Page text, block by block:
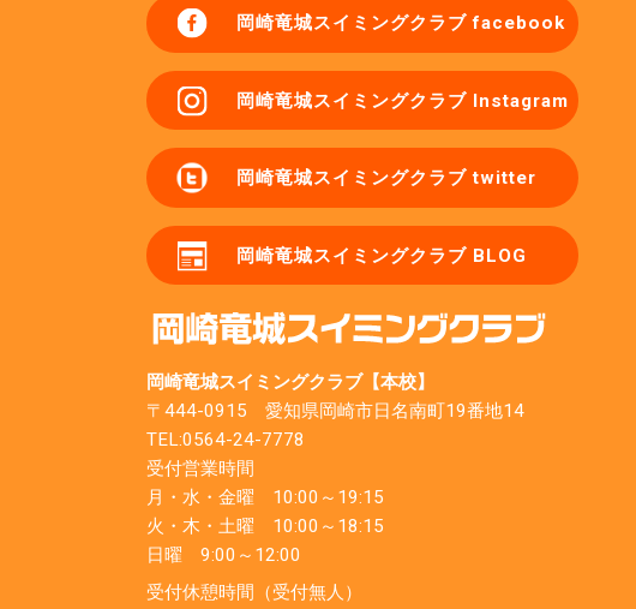
岡崎竜城スイミングクラブfacebook
岡崎竜城スイミングクラブ Instagram
岡崎竜城スイミングクラブtwitter
岡崎竜城スイミングクラブ BLOG
岡崎竜城スイミングクラブ【本校】
〒444-0915 愛知県岡崎市日名南町19番地14
TEL:0564-24-7778
受付営業時間
月・水・金曜 10:00～19:15
火・木・土曜 10:00～18:15
日曜 9:00～12:00
受付休憩時間（受付無人）